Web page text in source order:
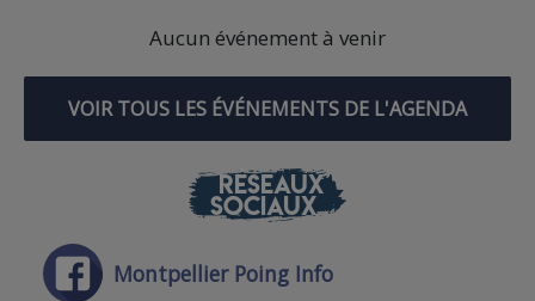
Aucun événement à venir
VOIR TOUS LES ÉVÉNEMENTS DE L'AGENDA
RÉSEAUX
SOCIAUX
Montpellier Poing Info